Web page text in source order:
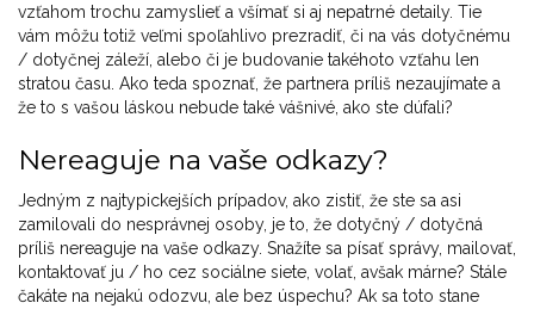
vzťahom trochu zamyslieť a všímať si aj nepatrné detaily. Tie
vám môžu totiž veľmi spoľahlivo prezradiť, či na vás dotyčnému
/ dotyčnej záleží, alebo či je budovanie takéhoto vzťahu len
stratou času. Ako teda spoznať, že partnera príliš nezaujímate a
že to s vašou láskou nebude také vášnivé, ako ste dúfali?
Nereaguje na vaše odkazy?
Jedným z najtypickejších prípadov, ako zistiť, že ste sa asi
zamilovali do nesprávnej osoby, je to, že dotyčný / dotyčná
príliš nereaguje na vaše odkazy. Snažíte sa písať správy, mailovať,
kontaktovať ju / ho cez sociálne siete, volať, avšak márne? Stále
čakáte na nejakú odozvu, ale bez úspechu? Ak sa toto stane